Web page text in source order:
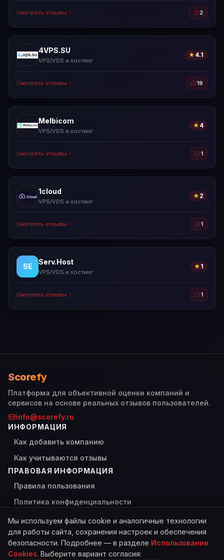
Смотреть отзывы 2
4VPS.SU
VPS/VDS и хостинг
★ 4.1
Смотреть отзывы 19
Melbicom
VPS/VDS и хостинг
★ 4
Смотреть отзывы 1
1cloud
VPS/VDS и хостинг
★ 2
Смотреть отзывы 1
SE
Serv.Host
VPS/VDS и хостинг
★ 1
Смотреть отзывы 1
Scorefy
Платформа для объективной оценки компаний и
сервисов на основе реальных отзывов пользователей.
info@scorefy.ru
ИНФОРМАЦИЯ
Как добавить компанию
Как учитываются отзывы
ПРАВОВАЯ ИНФОРМАЦИЯ
Правила пользования
Политика конфиденциальности
Использование Cookies
Мы используем файлы cookie и аналогичные технологии
для работы сайта, сохранения настроек и обеспечения
безопасности. Подробнее — в разделе Использование
Cookies. Выберите вариант согласия: